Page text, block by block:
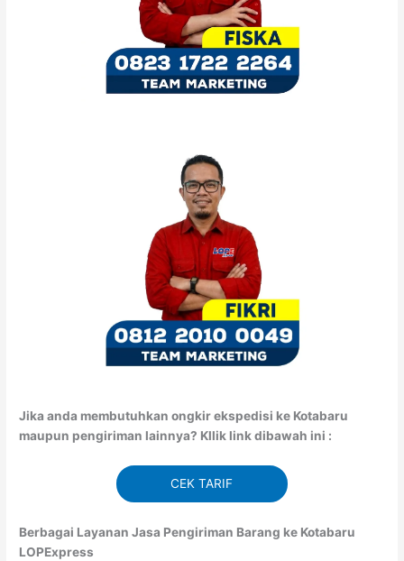
Jika anda membutuhkan ongkir ekspedisi ke Kotabaru
maupun pengiriman lainnya? Kllik link dibawah ini :
CEK TARIF
Berbagai Layanan Jasa Pengiriman Barang ke Kotabaru
LOPExpress